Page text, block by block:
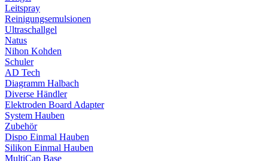
Leitspray
Reinigungsemulsionen
Ultraschallgel
Natus
Nihon Kohden
Schuler
AD Tech
Diagramm Halbach
Diverse Händler
Elektroden Board Adapter
System Hauben
Zubehör
Dispo Einmal Hauben
Silikon Einmal Hauben
MultiCap Base